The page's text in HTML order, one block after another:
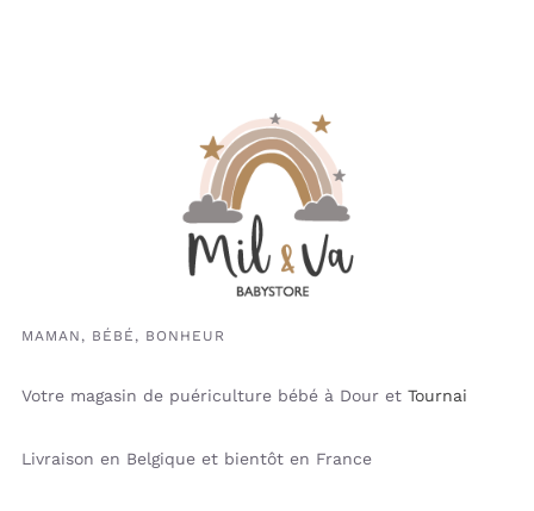
MAMAN, BÉBÉ, BONHEUR
Votre magasin de puériculture bébé à Dour et Tournai
Livraison en Belgique et bientôt en France